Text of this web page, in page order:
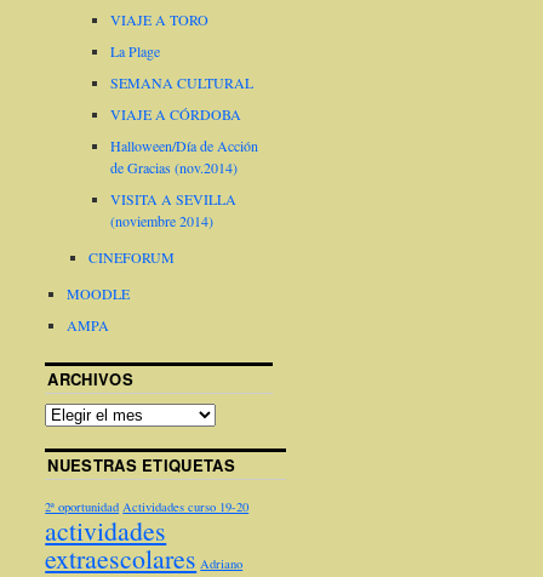
VIAJE A TORO
La Plage
SEMANA CULTURAL
VIAJE A CÓRDOBA
Halloween/Día de Acción
de Gracias (nov.2014)
VISITA A SEVILLA
(noviembre 2014)
CINEFORUM
MOODLE
AMPA
ARCHIVOS
NUESTRAS ETIQUETAS
2ª oportunidad Actividades curso 19-20
actividades
extraescolares Adriano